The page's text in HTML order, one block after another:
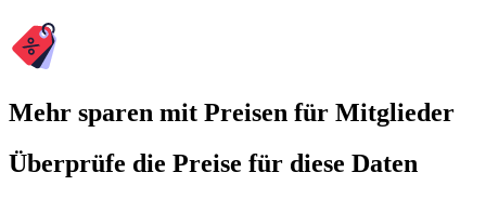
Mehr sparen mit Preisen für Mitglieder
Überprüfe die Preise für diese Daten